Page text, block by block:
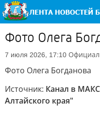
Фото Олега
7 июля 2026, 17:10
Фото Олега Богданова
Источник: Канал в
Алтайского края"